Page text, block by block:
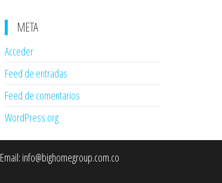
META
Acceder
Feed de entradas
Feed de comentarios
WordPress.org
Email: info@bighomegroup.com.co